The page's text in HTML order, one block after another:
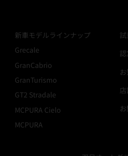
新車モデルラインナップ
Grecale
GranCabrio
GranTurismo
GT2 Stradale
MCPURA Cielo
MCPURA